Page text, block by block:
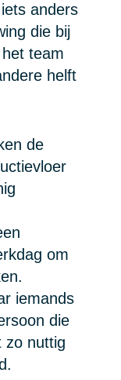
anders
die bij
team
helft
de
om
iemands
die
zo nuttig